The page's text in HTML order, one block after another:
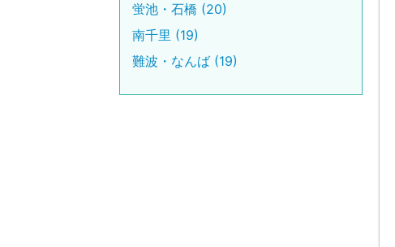
蛍池・石橋 (20)
南千里 (19)
難波・なんば (19)